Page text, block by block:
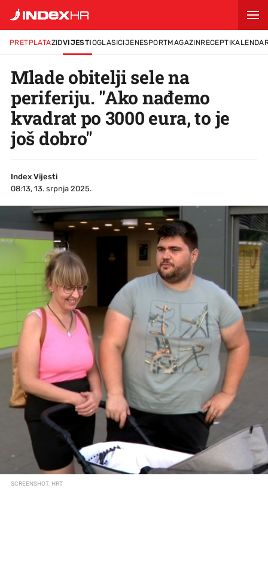
PRETPLATAZIDVIJESTIOGLASICIJENESPORTMAGAZINRECEPTI
Mlade obitelji sele na
periferiju. "Ako nađemo
kvadrat po 3000 eura, to je
još dobro"
Index Vijesti
08:13, 13. srpnja 2025.
SCREENSHOT: HRT